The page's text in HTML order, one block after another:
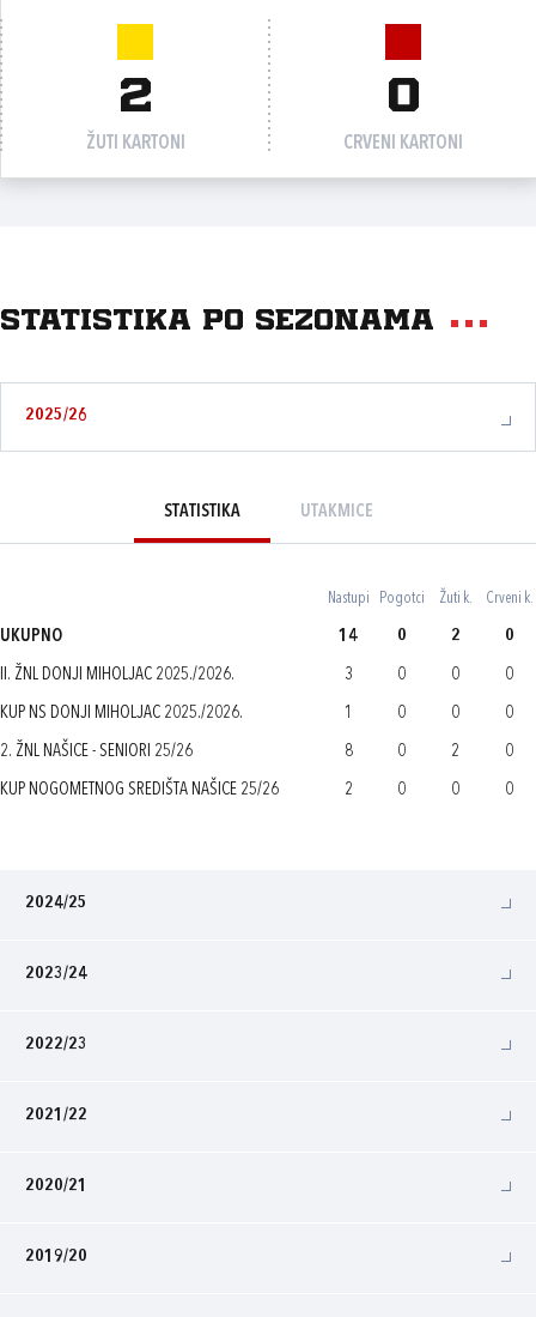
2
ŽUTI KARTONI
0
CRVENI KARTONI
Statistika po sezonama
2025/26
STATISTIKA UTAKMICE
Nastupi Pogotci Žuti k. Crveni k.
UKUPNO 14 0 2 0
II. ŽNL DONJI MIHOLJAC 2025./2026. 3 0 0 0
KUP NS DONJI MIHOLJAC 2025./2026. 1 0 0 0
2. ŽNL NAŠICE - SENIORI 25/26 8 0 2 0
KUP NOGOMETNOG SREDIŠTA NAŠICE 25/26 2 0 0 0
2024/25
2023/24
2022/23
2021/22
2020/21
2019/20